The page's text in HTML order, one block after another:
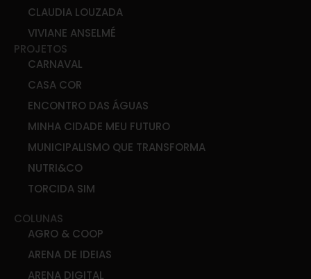
CLAUDIA LOUZADA
VIVIANE ANSELMÉ
PROJETOS
CARNAVAL
CASA COR
ENCONTRO DAS ÁGUAS
MINHA CIDADE MEU FUTURO
MUNICIPALISMO QUE TRANSFORMA
NUTRI&CO
TORCIDA SIM
COLUNAS
AGRO & COOP
ARENA DE IDEIAS
ARENA DIGITAL